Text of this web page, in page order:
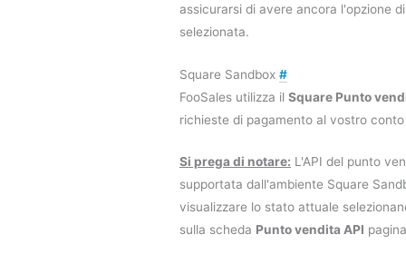
assicurarsi di avere ancora l'opzione
selezionata.
Square Sandbox #
FooSales utilizza il Square Punto
richieste di pagamento al vostro
Si prega di notare: L'API del punto
supportata dall'ambiente Square
visualizzare lo stato attuale
sulla scheda Punto vendita API